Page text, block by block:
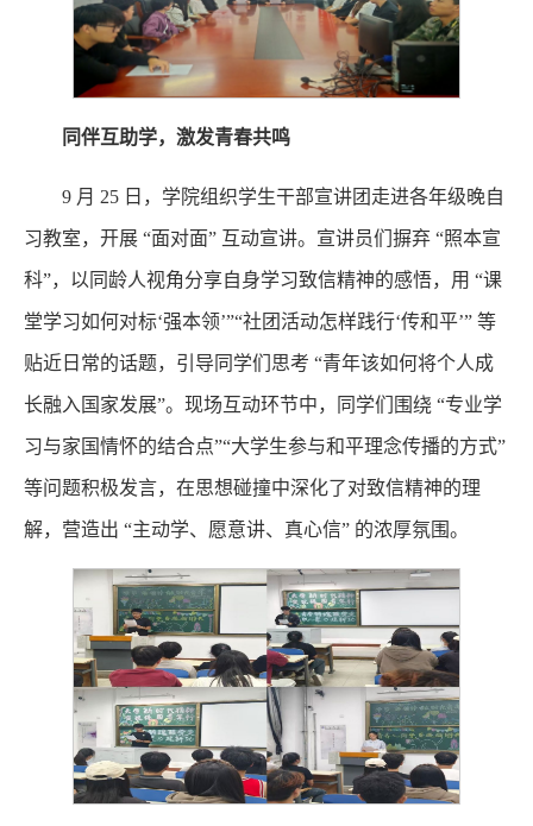
同伴互助学，激发青春共鸣
9 月 25 日，学院组织学生干部宣讲团走进各年级晚自
习教室，开展 “面对面” 互动宣讲。宣讲员们摒弃 “照本宣
科”，以同龄人视角分享自身学习致信精神的感悟，用 “课
堂学习如何对标‘强本领’”“社团活动怎样践行‘传和平’” 等
贴近日常的话题，引导同学们思考 “青年该如何将个人成
长融入国家发展”。现场互动环节中，同学们围绕 “专业学
习与家国情怀的结合点”“大学生参与和平理念传播的方式”
等问题积极发言，在思想碰撞中深化了对致信精神的理
解，营造出 “主动学、愿意讲、真心信” 的浓厚氛围。